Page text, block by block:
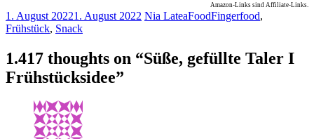
Amazon-Links sind Affiliate-Links.
1. August 20221. August 2022 Nia LateaFoodFingerfood,
Frühstück, Snack
1.417 thoughts on “Süße, gefüllte Taler I
Frühstücksidee”